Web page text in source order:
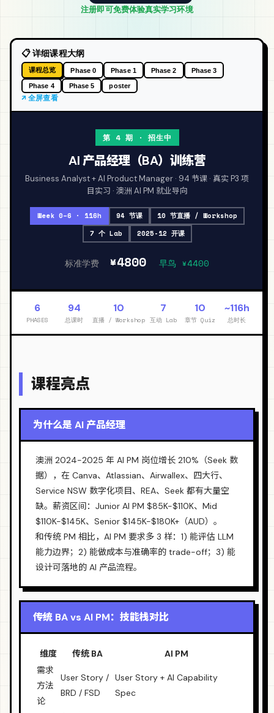
注册即可免费体验真实学习环境
📋 详细课程大纲
课程总览 Phase 0 Phase 1 Phase 2 Phase 3
Phase 4 Phase 5 poster
↗ 全屏查看